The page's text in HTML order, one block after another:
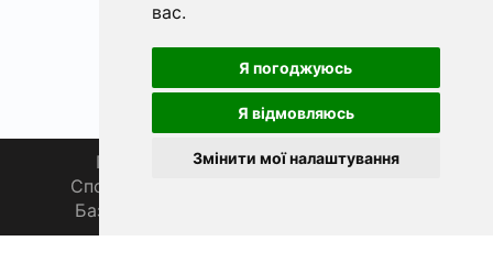
вас.
Я погоджуюсь
Я відмовляюсь
Змінити мої налаштування
Головна Про нас
Магазин 🛒
Спортивна рибалка 🏆
База знань 📚